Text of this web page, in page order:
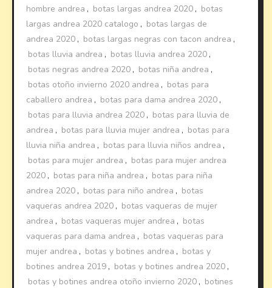
hombre andrea , botas largas andrea 2020 , botas
largas andrea 2020 catalogo , botas largas de
andrea 2020 , botas largas negras con tacon andrea ,
botas lluvia andrea , botas lluvia andrea 2020 ,
botas negras andrea 2020 , botas niña andrea ,
botas otoño invierno 2020 andrea , botas para
caballero andrea , botas para dama andrea 2020 ,
botas para lluvia andrea 2020 , botas para lluvia de
andrea , botas para lluvia mujer andrea , botas para
lluvia niña andrea , botas para lluvia niños andrea ,
botas para mujer andrea , botas para mujer andrea
2020 , botas para niña andrea , botas para niña
andrea 2020 , botas para niño andrea , botas
vaqueras andrea 2020 , botas vaqueras de mujer
andrea , botas vaqueras mujer andrea , botas
vaqueras para dama andrea , botas vaqueras para
mujer andrea , botas y botines andrea , botas y
botines andrea 2019 , botas y botines andrea 2020 ,
botas y botines andrea otoño invierno 2020 , botines